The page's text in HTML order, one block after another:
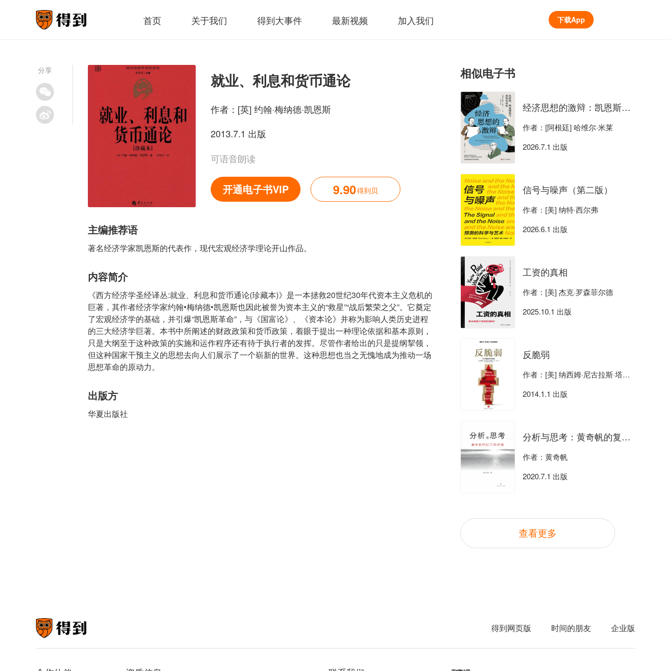
首页 关于我们 得到大事件 最新视频 加入我们 下载App
分享
就业、利息和货币通论
作者： [英] 约翰·梅纳德·凯恩斯
2013.7.1 出版
可语音朗读
开通电子书VIP 9.90得到贝
主编推荐语
著名经济学家凯恩斯的代表作，现代宏观经济学理论开山作品。
内容简介
《西方经济学圣经译丛:就业、利息和货币通论(珍藏本)》是一本拯救20世纪30年代资本主义危机的
巨著，其作者经济学家约翰•梅纳德•凯恩斯也因此被誉为资本主义的“救星”“战后繁荣之父”。它奠定
了宏观经济学的基础，并引爆“凯恩斯革命”，与《国富论》、《资本论》并称为影响人类历史进程
的三大经济学巨著。本书中所阐述的财政政策和货币政策，着眼于提出一种理论依据和基本原则，
只是大纲至于这种政策的实施和运作程序还有待于执行者的发挥。尽管作者给出的只是提纲挈领，
但这种国家干预主义的思想去向人们展示了一个崭新的世界。这种思想也当之无愧地成为推动一场
思想革命的原动力。
出版方
华夏出版社
相似电子书
经济思想的激辩：凯恩斯、弗里德曼与奥地利学派
作者：[阿根廷] 哈维尔·米莱
2026.7.1 出版
信号与噪声（第二版）
作者：[美] 纳特·西尔弗
2026.6.1 出版
工资的真相
作者：[美] 杰克·罗森菲尔德
2025.10.1 出版
反脆弱
作者：[美] 纳西姆·尼古拉斯·塔勒布
2014.1.1 出版
分析与思考：黄奇帆的复旦经济课
作者：黄奇帆
2020.7.1 出版
查看更多
得到网页版 时间的朋友 企业版